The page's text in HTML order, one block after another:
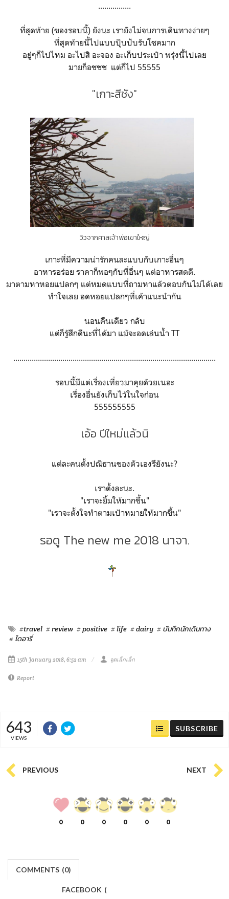
................
ที่สุดท้าย (ของรอบนี้) ยังนะ เรายังไม่จบการเดินทางง่ายๆ
ที่สุดท้ายนี้ไปแบบปุ๊บปับรับโชคมาก
อยู่ๆก็ไปไหม อะไปสิ อะจอง อะเก็บประเป๋า พรุ่งนี้ไปเลย
มายก็อชชช แต่ก็ไป 55555
"เกาะสีชัง"
วิวจากศาลเจ้าพ่อเขาใหญ่
เกาะที่มีความน่ารักคนละแบบกับเกาะอื่นๆ
อาหารอร่อย ราคาก็พอๆกับที่อื่นๆ แต่อาหารสดดี.
มาตามหาหอยแปลกๆ แต่หมดแบบที่ถามหาแล้วตอบกันไม่ได้เลย
ทำใจเลย อดหอยแปลกๆที่เค้าแนะนำกัน
นอนคืนเดียว กลับ
แต่ก็รู้สึกดีนะที่ได้มา แม้จะอดเล่นน้ำ TT
...................................................................................................
รอบนี้มีแต่เรื่องเที่ยวมาคุยด้วยเนอะ
เรื่องอื่นยังเก็บไว้ในใจก่อน
555555555
เอ้อ ปีใหม่แล้วนิ
แต่ละคนตั้งปณิธานของตัวเองรึยังนะ?
เราตั้งละนะ.
"เราจะยิ้มให้มากขึ้น"
"เราจะตั้งใจทำตามเป้าหมายให้มากขึ้น"
รอดู The new me 2018 นาจา.
#travel # review # positive # life # dairy # บันทึกนักเดินทาง
# ไดอารี่
15th January 2018, 6:52 am จุดเล็กเล็ก
Report
643
VIEWS
SUBSCRIBE
PREVIOUS NEXT
0 0 0 0 0 0
COMMENTS (0)
FACEBOOK (